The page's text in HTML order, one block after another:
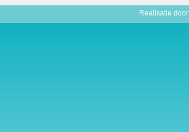
Realisatie door